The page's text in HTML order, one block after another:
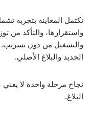
تكتمل المعاينة بتجربة
واستقرارها، والتأكد من
والتشغيل من دون
الجديد والبلاغ الأصلي.
نجاح مرحلة واحدة لا
البلاغ.